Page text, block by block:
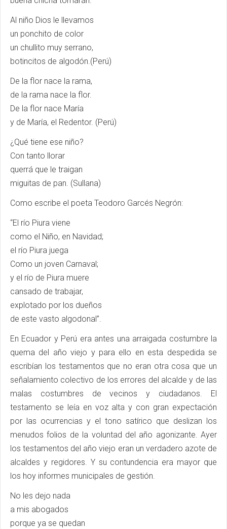
Al niño Dios le llevamos
un ponchito de color
un chullito muy serrano,
botincitos de algodón.(Perú)
De la flor nace la rama,
de la rama nace la flor.
De la flor nace María
y de María, el Redentor. (Perú)
¿Qué tiene ese niño?
Con tanto llorar
querrá que le traigan
miguitas de pan. (Sullana)
Como escribe el poeta Teodoro Garcés Negrón:
“El río Piura viene
como el Niño, en Navidad;
el río Piura juega
Como un joven Carnaval;
y el río de Piura muere
cansado de trabajar,
explotado por los dueños
de este vasto algodonal”.
En Ecuador y Perú era antes una arraigada costumbre la
quema del año viejo y para ello en esta despedida se
escribían los testamentos que no eran otra cosa que un
señalamiento colectivo de los errores del alcalde y de las
malas costumbres de vecinos y ciudadanos. El
testamento se leía en voz alta y con gran expectación
por las ocurrencias y el tono satírico que deslizan los
menudos folios de la voluntad del año agonizante. Ayer
los testamentos del año viejo eran un verdadero azote de
alcaldes y regidores. Y su contundencia era mayor que
los hoy informes municipales de gestión.
No les dejo nada
a mis abogados
porque ya se quedan